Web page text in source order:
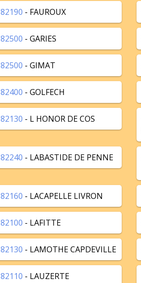
82190 - FAUROUX
82500 - GARIES
82500 - GIMAT
82400 - GOLFECH
82130 - L HONOR DE COS
82240 - LABASTIDE DE PENNE
82160 - LACAPELLE LIVRON
82100 - LAFITTE
82130 - LAMOTHE CAPDEVILLE
82110 - LAUZERTE